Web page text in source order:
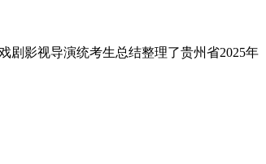
剧影视导演统考生总结整理了贵州省2025年